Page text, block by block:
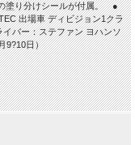
塗り分けシールが付属。 ●
出場車 ディビジョン1クラ
バー：ステファン ヨハンソ
9?10日）